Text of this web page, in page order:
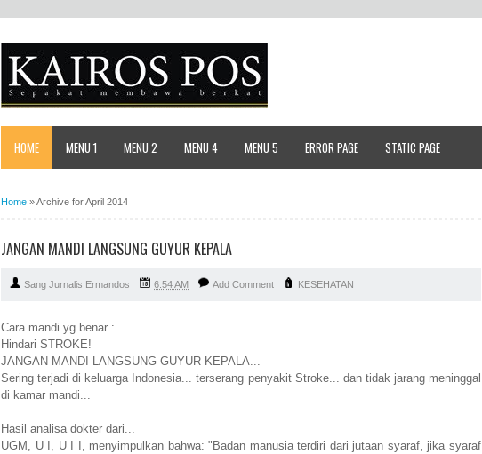
HOME MENU 1 MENU 2 MENU 4 MENU 5 ERROR PAGE STATIC PAGE
Home »Archive for April 2014
JANGAN MANDI LANGSUNG GUYUR KEPALA
Sang Jurnalis Ermandos 6:54 AM Add Comment KESEHATAN
Cara mandi yg benar :
Hindari STROKE!
JANGAN MANDI LANGSUNG GUYUR KEPALA...
Sering terjadi di keluarga Indonesia... terserang penyakit Stroke... dan tidak jarang meninggal
di kamar mandi...
Hasil analisa dokter dari...
UGM, U I, U I I, menyimpulkan bahwa: "Badan manusia terdiri dari jutaan syaraf, jika syaraf